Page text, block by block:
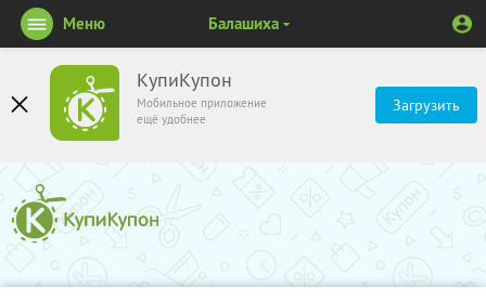
КупиКупон
Мобильное приложение
ещё удобнее
Загрузить
Меню Балашиха